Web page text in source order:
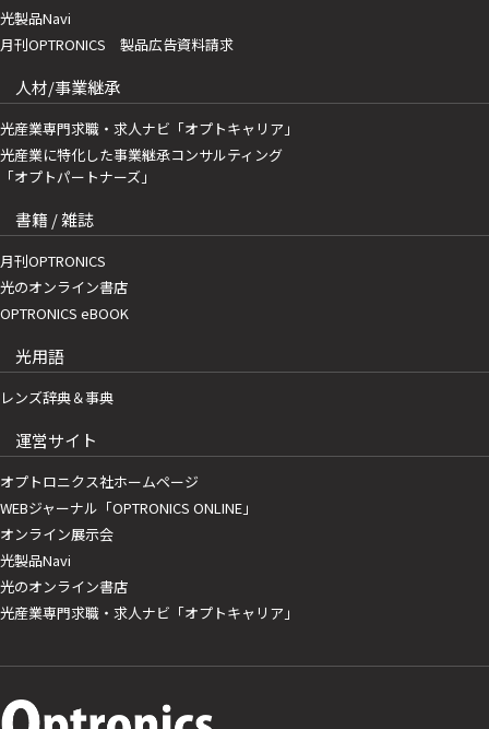
光製品Navi
月刊OPTRONICS 製品広告資料請求
人材/事業継承
光産業専門求職・求人ナビ「オプトキャリア」
光産業に特化した事業継承コンサルティング
「オプトパートナーズ」
書籍 / 雑誌
月刊OPTRONICS
光のオンライン書店
OPTRONICS eBOOK
光用語
レンズ辞典＆事典
運営サイト
オプトロニクス社ホームページ
WEBジャーナル「OPTRONICS ONLINE」
オンライン展示会
光製品Navi
光のオンライン書店
光産業専門求職・求人ナビ「オプトキャリア」